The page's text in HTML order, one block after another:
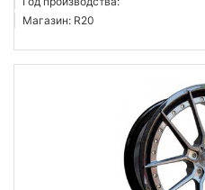
Магазин: R20